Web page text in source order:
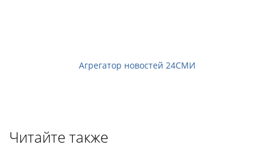
Агрегатор новостей 24СМИ
Читайте также